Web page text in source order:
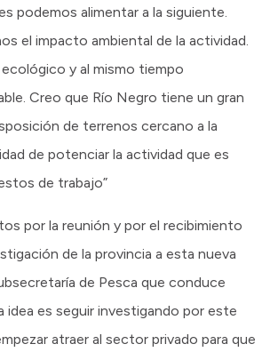
podemos alimentar a la siguiente.
el impacto ambiental de la actividad.
y al mismo tiempo
Creo que Río Negro tiene un gran
de terrenos cercano a la
de potenciar la actividad que es
de trabajo”
por la reunión y por el recibimiento
de la provincia a esta nueva
de Pesca que conduce
idea es seguir investigando por este
atraer al sector privado para que